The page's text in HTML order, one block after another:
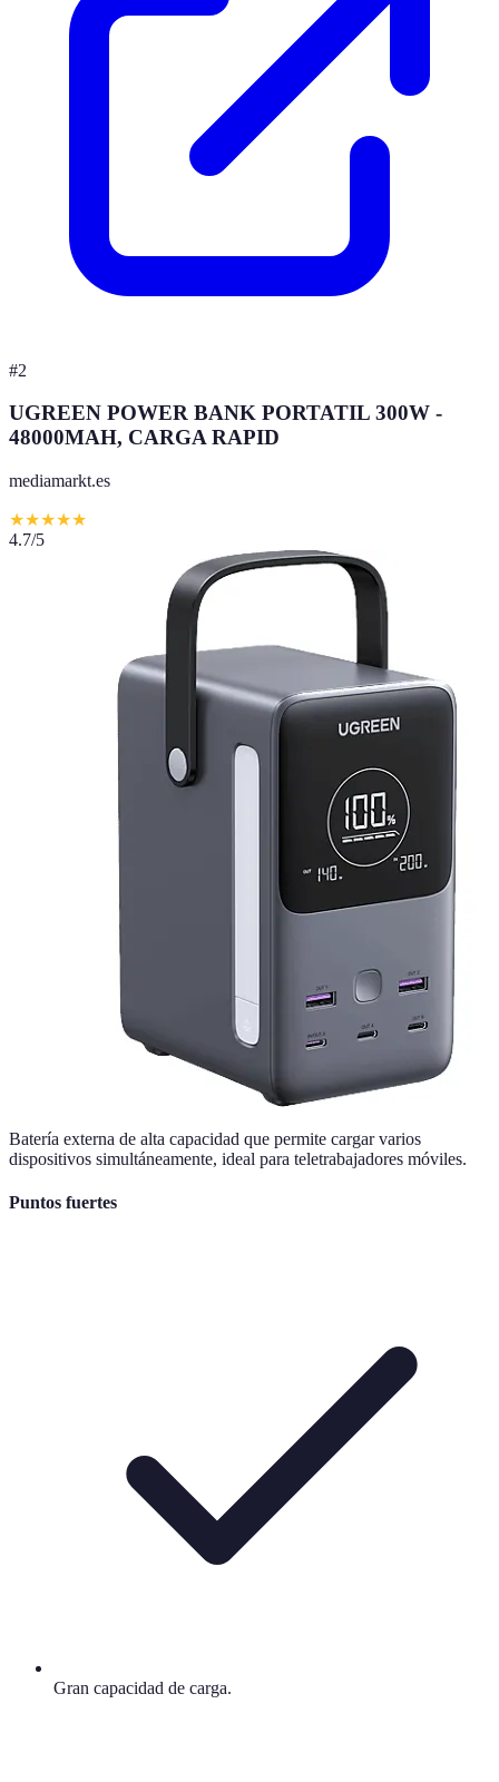
#2
UGREEN POWER BANK PORTATIL 300W -
48000MAH, CARGA RAPID
mediamarkt.es
★★★★★
4.7/5
Batería externa de alta capacidad que permite cargar varios
dispositivos simultáneamente, ideal para teletrabajadores móviles.
Puntos fuertes
Gran capacidad de carga.